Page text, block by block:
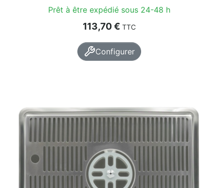
Prêt à être expédié sous 24-48 h
Prix
113,70 € TTC
Configurer